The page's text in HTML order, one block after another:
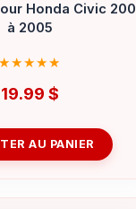
Honda Civic
à 2005
19.99 $
AU PANIER